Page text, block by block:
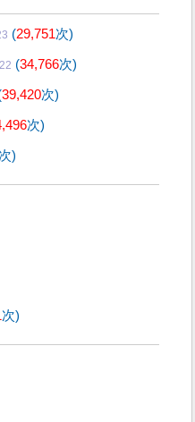
(29,751次)
(34,766次)
39,420次)
次)
次)
次)